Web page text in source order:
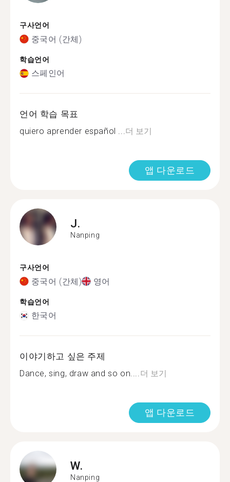
구사언어
중국어 (간체)
학습언어
스페인어
언어 학습 목표
quiero aprender español ...더 보기
앱 다운로드
J.
Nanping
구사언어
중국어 (간체) 영어
학습언어
한국어
이야기하고 싶은 주제
Dance, sing, draw and so on....더 보기
앱 다운로드
W.
Nanping